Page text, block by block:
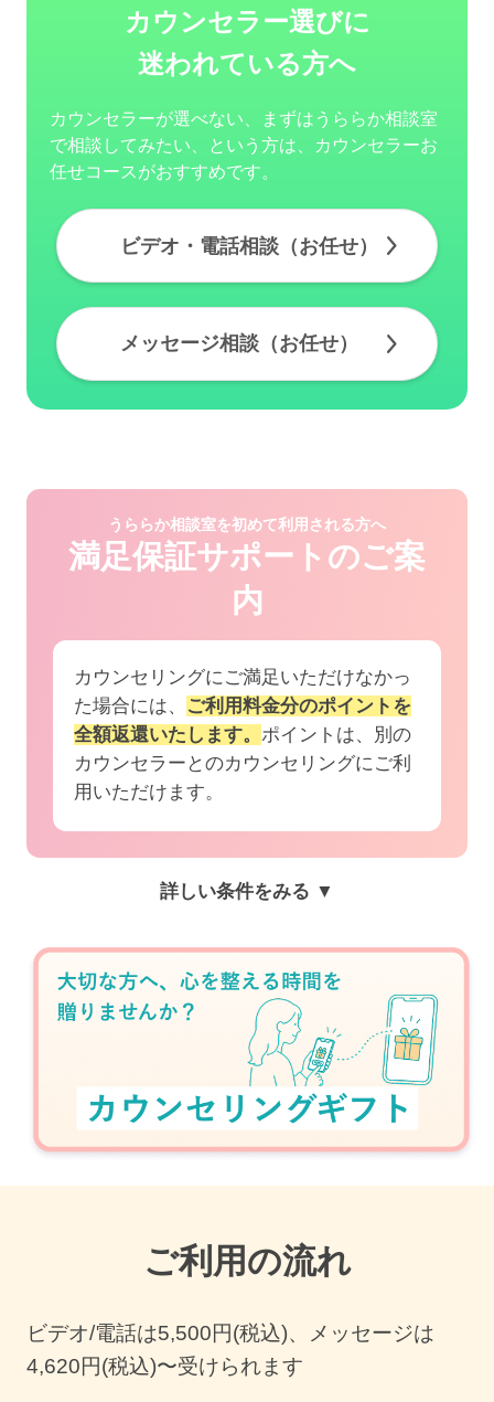
カウンセラー選びに
迷われている方へ
カウンセラーが選べない、まずはうららか相談室
で相談してみたい、という方は、カウンセラーお
任せコースがおすすめです。
ビデオ・電話相談（お任せ）
メッセージ相談（お任せ）
うららか相談室を初めて利用される方へ
満足保証サポートのご案
内
カウンセリングにご満足いただけなかっ
た場合には、
ご利用料金分のポイントを
全額返還いたします。 ポイントは、別の
カウンセラーとのカウンセリングにご利
用いただけます。
詳しい条件をみる ▼
ご利用の流れ
ビデオ/電話は5,500円(税込)、メッセージは
4,620円(税込)〜受けられます